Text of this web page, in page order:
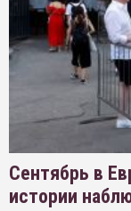
Сентябрь в
истории